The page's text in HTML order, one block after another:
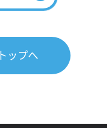
ップへ